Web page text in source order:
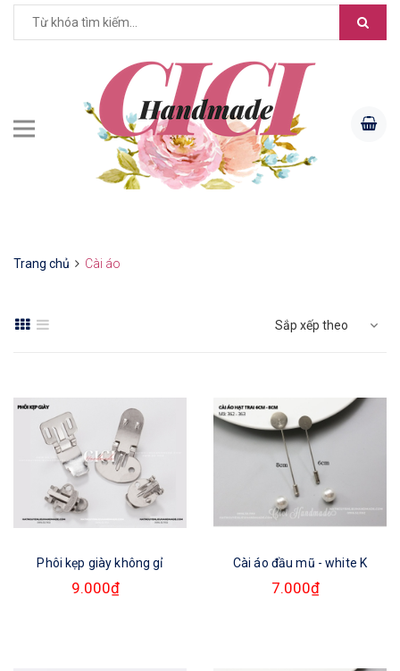
Trang chủ Cài áo
Sắp xếp theo
Phôi kẹp giày không gỉ
9.000₫
Cài áo đầu mũ - white K
7.000₫